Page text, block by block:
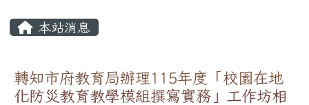
本站消息
轉知市府教育局辦理115年度「校園在地
化防災教育教學模組撰寫實務」工作坊相